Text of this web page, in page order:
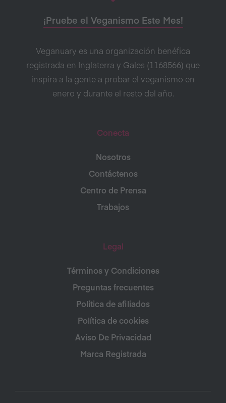
¡Pruebe el Veganismo Este Mes!
Veganuary es una organización benéfica
registrada en Inglaterra y Gales (1168566) que
inspira a la gente a probar el veganismo en
enero y durante el resto del año.
Conecta
Nosotros
Contáctenos
Centro de Prensa
Trabajos
Legal
Términos y Condiciones
Preguntas frecuentes
Política de afiliados
Política de cookies
Aviso De Privacidad
Marca Registrada